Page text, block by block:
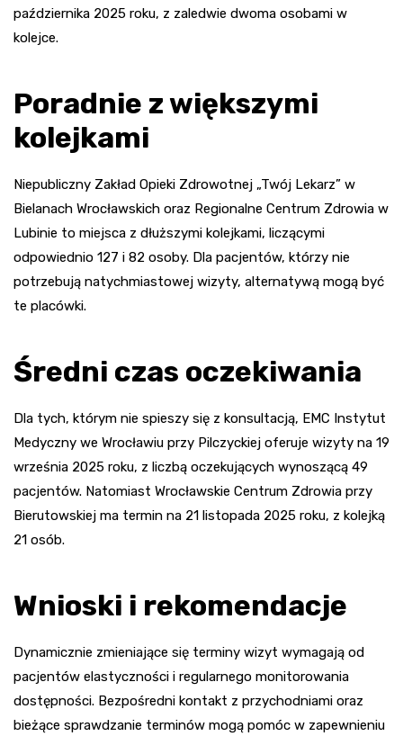
października 2025 roku, z zaledwie dwoma osobami w
kolejce.
Poradnie z większymi
kolejkami
Niepubliczny Zakład Opieki Zdrowotnej „Twój Lekarz” w
Bielanach Wrocławskich oraz Regionalne Centrum Zdrowia w
Lubinie to miejsca z dłuższymi kolejkami, liczącymi
odpowiednio 127 i 82 osoby. Dla pacjentów, którzy nie
potrzebują natychmiastowej wizyty, alternatywą mogą być
te placówki.
Średni czas oczekiwania
Dla tych, którym nie spieszy się z konsultacją, EMC Instytut
Medyczny we Wrocławiu przy Pilczyckiej oferuje wizyty na 19
września 2025 roku, z liczbą oczekujących wynoszącą 49
pacjentów. Natomiast Wrocławskie Centrum Zdrowia przy
Bierutowskiej ma termin na 21 listopada 2025 roku, z kolejką
21 osób.
Wnioski i rekomendacje
Dynamicznie zmieniające się terminy wizyt wymagają od
pacjentów elastyczności i regularnego monitorowania
dostępności. Bezpośredni kontakt z przychodniami oraz
bieżące sprawdzanie terminów mogą pomóc w zapewnieniu